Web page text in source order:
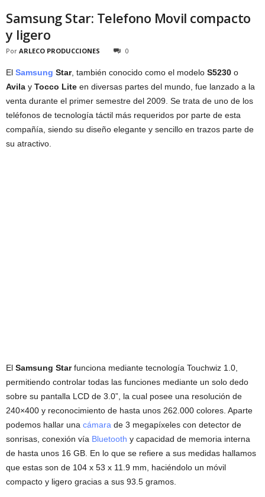
Samsung Star: Telefono Movil compacto
y ligero
Por ARLECO PRODUCCIONES 0
El Samsung Star, también conocido como el modelo S5230 o
Avila y Tocco Lite en diversas partes del mundo, fue lanzado a la
venta durante el primer semestre del 2009. Se trata de uno de los
teléfonos de tecnología táctil más requeridos por parte de esta
compañía, siendo su diseño elegante y sencillo en trazos parte de
su atractivo.
El Samsung Starfunciona mediante tecnología Touchwiz 1.0,
permitiendo controlar todas las funciones mediante un solo dedo
sobre su pantalla LCD de 3.0”, la cual posee una resolución de
240×400 y reconocimiento de hasta unos 262.000 colores. Aparte
podemos hallar una cámara de 3 megapíxeles con detector de
sonrisas, conexión vía Bluetooth y capacidad de memoria interna
de hasta unos 16 GB. En lo que se refiere a sus medidas hallamos
que estas son de 104 x 53 x 11.9 mm, haciéndolo un móvil
compacto y ligero gracias a sus 93.5 gramos.